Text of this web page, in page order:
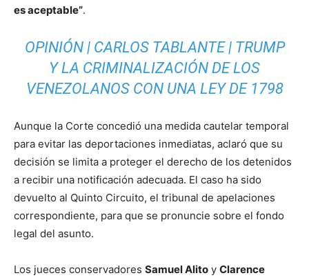
es aceptable”.
OPINIÓN | CARLOS TABLANTE | TRUMP
Y LA CRIMINALIZACIÓN DE LOS
VENEZOLANOS CON UNA LEY DE 1798
Aunque la Corte concedió una medida cautelar temporal
para evitar las deportaciones inmediatas, aclaró que su
decisión se limita a proteger el derecho de los detenidos
a recibir una notificación adecuada. El caso ha sido
devuelto al Quinto Circuito, el tribunal de apelaciones
correspondiente, para que se pronuncie sobre el fondo
legal del asunto.
Los jueces conservadores Samuel Alito y Clarence